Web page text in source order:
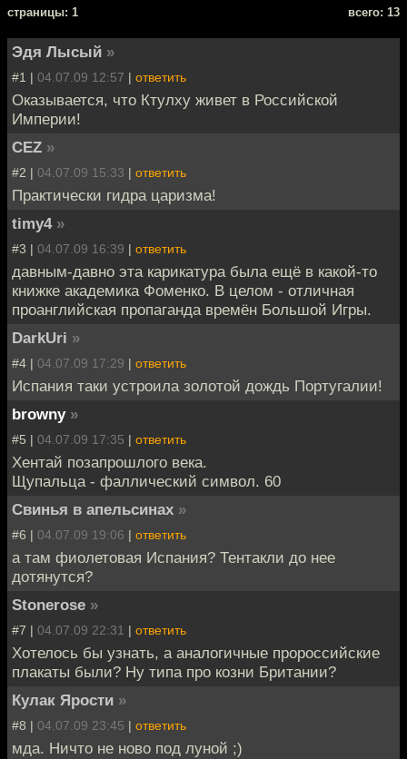
cтраницы: 1 всего: 13
Эдя Лысый »
#1 | 04.07.09 12:57 | ответить
Оказывается, что Ктулху живет в Российской
Империи!
CEZ »
#2 | 04.07.09 15:33 | ответить
Практически гидра царизма!
timy4 »
#3 | 04.07.09 16:39 | ответить
давным-давно эта карикатура была ещё в какой-то
книжке академика Фоменко. В целом - отличная
проанглийская пропаганда времён Большой Игры.
DarkUri »
#4 | 04.07.09 17:29 | ответить
Испания таки устроила золотой дождь Португалии!
browny »
#5 | 04.07.09 17:35 | ответить
Хентай позапрошлого века.
Щупальца - фаллический символ. 60
Свинья в апельсинах »
#6 | 04.07.09 19:06 | ответить
а там фиолетовая Испания? Тентакли до нее
дотянутся?
Stonerose »
#7 | 04.07.09 22:31 | ответить
Хотелось бы узнать, а аналогичные пророссийские
плакаты были? Ну типа про козни Британии?
Кулак Ярости »
#8 | 04.07.09 23:45 | ответить
мда. Ничто не ново под луной ;)